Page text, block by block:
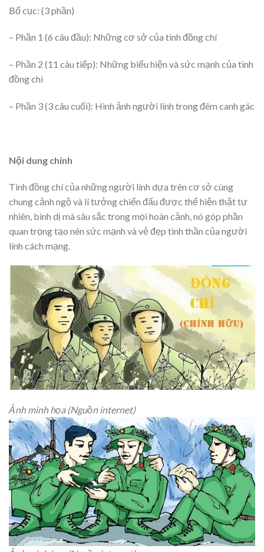
Bố cục: (3 phần)
– Phần 1 (6 câu đầu): Những cơ sở của tình đồng chí
– Phần 2 (11 câu tiếp): Những biểu hiện và sức mạnh của tình
đồng chi
– Phần 3 (3 câu cuối): Hình ảnh người lính trong đêm canh gác
Nội dung chính
Tình đồng chí của những người lính dựa trên cơ sở cùng
chung cảnh ngộ và lí tưởng chiến đấu được thể hiện thật tự
nhiên, bình dị mà sâu sắc trong mọi hoàn cảnh, nó góp phần
quan trọng tạo nên sức mạnh và vẻ đẹp tinh thần của người
lính cách mạng.
Ảnh minh họa (Nguồn internet)